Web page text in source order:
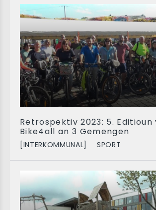
Retrospektiv 2023: 5. Editioun
Bike4all an 3 Gemengen
[INTERKOMMUNAL] SPORT